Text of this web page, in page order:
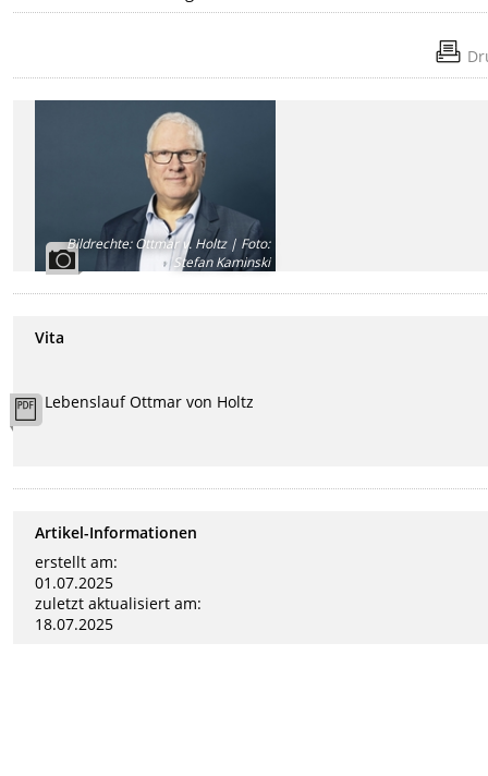
Bildrechte:Ottmar v. Holtz | Foto:
Stefan Kaminski
Vita
Lebenslauf Ottmar von Holtz
Artikel-Informationen
erstellt am:
01.07.2025
zuletzt aktualisiert am:
18.07.2025